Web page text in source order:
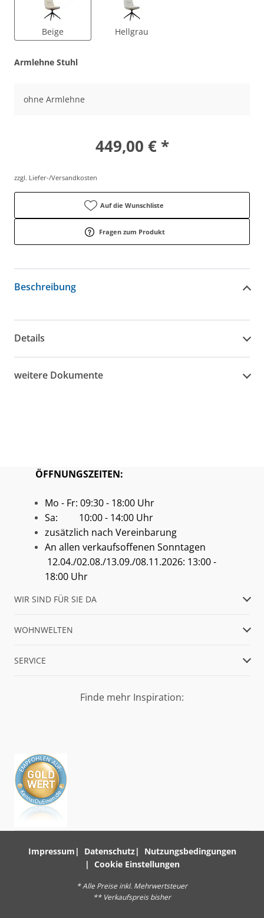
Beige Hellgrau
Armlehne Stuhl
ohne Armlehne
449,00 € *
zzgl. Liefer-/Versandkosten
Auf die Wunschliste
Fragen zum Produkt
Beschreibung
Details
weitere Dokumente
ÖFFNUNGSZEITEN:
Mo - Fr: 09:30 - 18:00 Uhr
Sa: 10:00 - 14:00 Uhr
zusätzlich nach Vereinbarung
An allen verkaufsoffenen Sonntagen
12.04./02.08./13.09./08.11.2026: 13:00 -
18:00 Uhr
WIR SIND FÜR SIE DA
WOHNWELTEN
SERVICE
Finde mehr Inspiration:
Impressum Datenschutz
Nutzungsbedingungen
Cookie Einstellungen
* Alle Preise inkl. Mehrwertsteuer
** Verkaufspreis bisher